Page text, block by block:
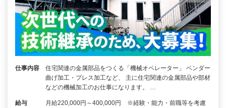
仕事内容
住宅関連の金属部品をつくる「機械オペレーター」 ベンダー
曲げ加工・プレス加工など、 主に住宅関連の金属部品や部材
などの機械加工のお仕事になります。 …
給与
月給220,000円～400,000円 ※経験・能力・前職等を考慮